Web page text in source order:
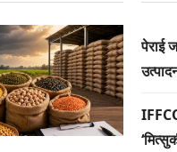
पेराई